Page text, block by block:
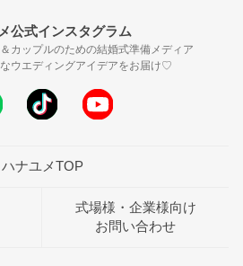
公式インスタグラム
カップルのための結婚式準備メディア
ウエディングアイデアをお届け♡
ハナユメTOP
式場様・企業様向け
お問い合わせ